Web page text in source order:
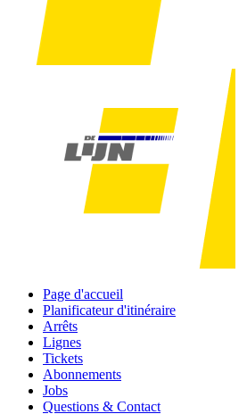
Page d'accueil
Planificateur d'itinéraire
Arrêts
Lignes
Tickets
Abonnements
Jobs
Questions & Contact